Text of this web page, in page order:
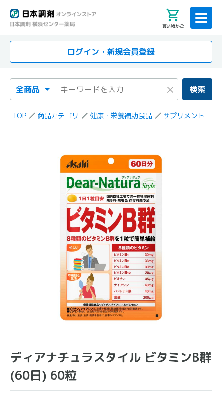
買い物かご
ログイン・新規会員登録
検索カテゴリ
検索キーワード × 検索
TOP 商品カテゴリ 健康・栄養補助食品 サプリメント
ディアナチュラスタイル ビタミンB群
(60日) 60粒